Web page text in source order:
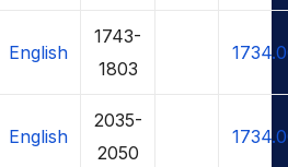
English
1743-
1803
English
2035-
2050